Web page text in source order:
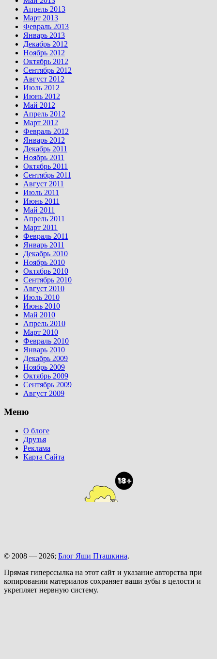
Апрель 2013
Март 2013
Февраль 2013
Январь 2013
Декабрь 2012
Ноябрь 2012
Октябрь 2012
Сентябрь 2012
Август 2012
Июль 2012
Июнь 2012
Май 2012
Апрель 2012
Март 2012
Февраль 2012
Январь 2012
Декабрь 2011
Ноябрь 2011
Октябрь 2011
Сентябрь 2011
Август 2011
Июль 2011
Июнь 2011
Май 2011
Апрель 2011
Март 2011
Февраль 2011
Январь 2011
Декабрь 2010
Ноябрь 2010
Октябрь 2010
Сентябрь 2010
Август 2010
Июль 2010
Июнь 2010
Май 2010
Апрель 2010
Март 2010
Февраль 2010
Январь 2010
Декабрь 2009
Ноябрь 2009
Октябрь 2009
Сентябрь 2009
Август 2009
Меню
О блоге
Друзья
Реклама
Карта Сайта
© 2008 — 2026; Блог Яши Пташкина.
Прямая гиперссылка на этот сайт и указание авторства при
копировании материалов сохраняет ваши зубы в целости и
укрепляет нервную систему.